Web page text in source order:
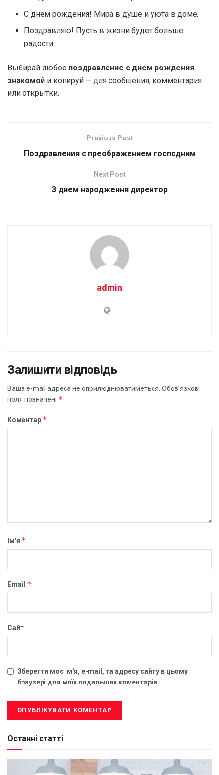
С днем рождения! Мира в душе и уюта в доме.
Поздравляю! Пусть в жизни будет больше
радости.
Выбирай любое поздравление с днем рождения
знакомой и копируй — для сообщения, комментария
или открытки.
Previous Post
Поздравления с преображением господним
Next Post
З днем народження директор
admin
Залишити відповідь
Ваша e-mail адреса не оприлюднюватиметься. Обов’язкові
поля позначені *
Коментар *
Ім'я *
Email *
Сайт
Зберегти моє ім'я, e-mail, та адресу сайту в цьому
браузері для моїх подальших коментарів.
Останні статті